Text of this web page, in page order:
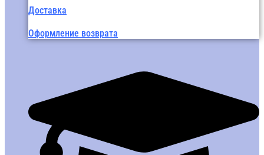
Доставка
Оформление возврата